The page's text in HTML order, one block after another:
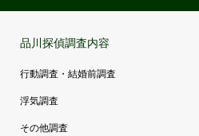
品川探偵調査内容
行動調査・結婚前調査
浮気調査
その他調査